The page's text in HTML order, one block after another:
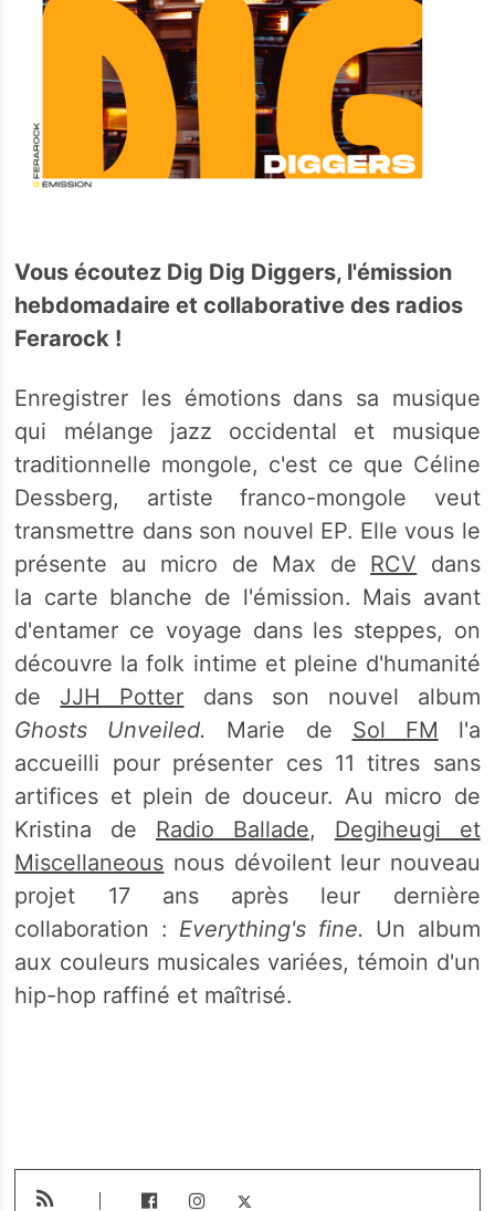
Vous écoutez Dig Dig Diggers, l'émission
hebdomadaire et collaborative des radios
Ferarock !
Enregistrer les émotions dans sa musique
qui mélange jazz occidental et musique
traditionnelle mongole, c'est ce que Céline
Dessberg, artiste franco-mongole veut
transmettre dans son nouvel EP. Elle vous le
présente au micro de Max de RCV dans
la carte blanche de l'émission. Mais avant
d'entamer ce voyage dans les steppes, on
découvre la folk intime et pleine d'humanité
de JJH Potter dans son nouvel album
Ghosts Unveiled. Marie de Sol FM l'a
accueilli pour présenter ces 11 titres sans
artifices et plein de douceur. Au micro de
Kristina de Radio Ballade, Degiheugi et
Miscellaneous nous dévoilent leur nouveau
projet 17 ans après leur dernière
collaboration : Everything's fine. Un album
aux couleurs musicales variées, témoin d'un
hip-hop raffiné et maîtrisé.